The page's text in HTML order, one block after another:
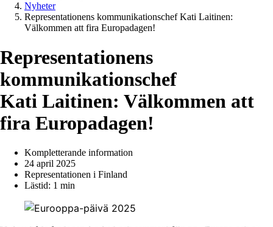
Nyheter
Representationens kommunikationschef Kati Laitinen:
Välkommen att fira Europadagen!
Representationens
kommunikationschef
Kati Laitinen: Välkommen att
fira Europadagen!
Kompletterande information
24 april 2025
Representationen i Finland
Lästid: 1 min